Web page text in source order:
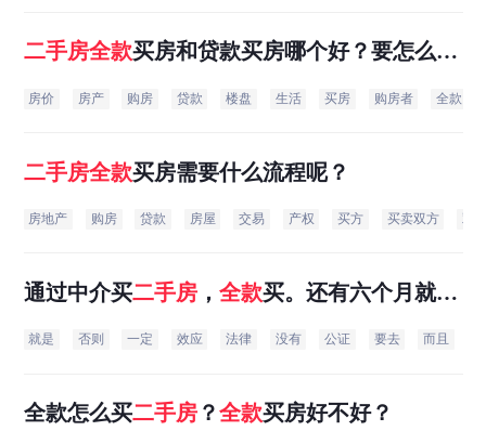
二手房全款买房和贷款买房哪个好？要怎么去
房价 房产 购房 贷款 楼盘 生活 买房 购房者 全款
二手房全款买房需要什么流程呢？
房地产 购房 贷款 房屋 交易 产权 买方 买卖双方 双
通过中介买二手房， 全款买。还有六个月就可
就是 否则 一定 效应 法律 没有 公证 要去 而且
全款怎么买二手房？全款买房好不好？